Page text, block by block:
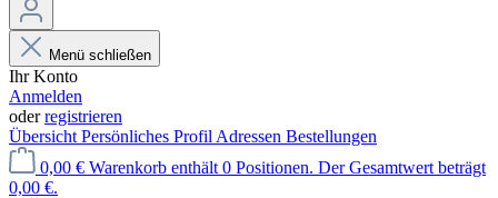
Menü schließen
Ihr Konto
Anmelden
oderregistrieren
Übersicht Persönliches Profil Adressen Bestellungen
0,00 € Warenkorb enthält 0 Positionen. Der Gesamtwert beträgt
0,00 €.